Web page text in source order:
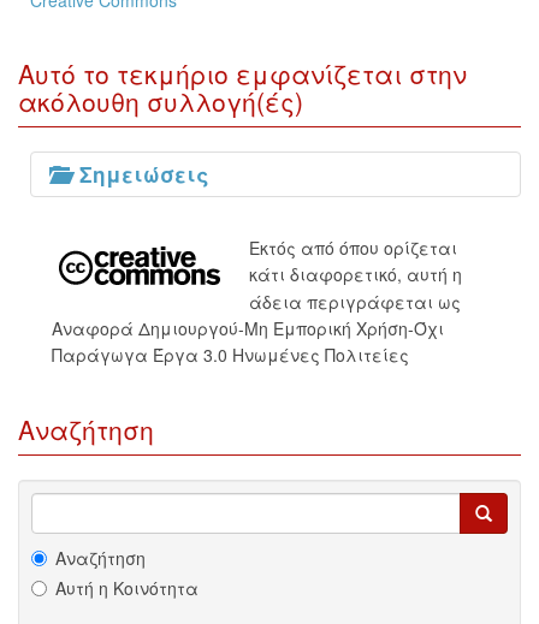
Αυτό το τεκμήριο εμφανίζεται στην
ακόλουθη συλλογή(ές)
Σημειώσεις
Εκτός από όπου ορίζεται
κάτι διαφορετικό, αυτή η
άδεια περιγράφεται ως
Αναφορά Δημιουργού-Μη Εμπορική Χρήση-Όχι
Παράγωγα Έργα 3.0 Ηνωμένες Πολιτείες
Αναζήτηση
Αναζήτηση
Αυτή η Κοινότητα